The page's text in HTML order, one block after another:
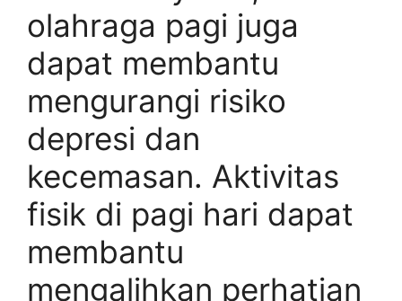
olahraga pagi juga
dapat membantu
mengurangi risiko
depresi dan
kecemasan. Aktivitas
fisik di pagi hari dapat
membantu
mengalihkan perhatian